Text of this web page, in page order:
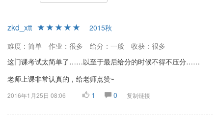
zkd_xtt
2015秋
难度：简单
作业：很多 给分：一般
收获：很多
这门课考试太简单了……以至于最后给分的时候不得不压分……
老师上课非常认真的，给老师点赞~
2016年1月25日 08:06 1 0 复制链接